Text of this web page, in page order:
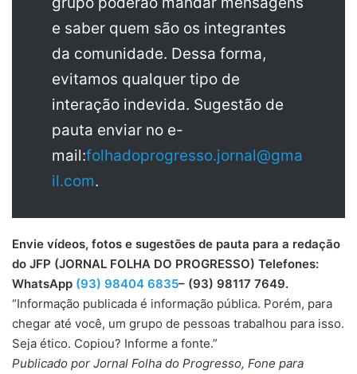
e saber quem são os integrantes
da comunidade. Dessa forma,
evitamos qualquer tipo de
interação indevida. Sugestão de
pauta enviar no e-
mail:folhadoprogresso.jornal@gma
il.com.
Envie vídeos, fotos e sugestões de pauta para a redação
do JFP (JORNAL FOLHA DO PROGRESSO) Telefones:
WhatsApp (93) 98404 6835– (93) 98117 7649.
“Informação publicada é informação pública. Porém, para
chegar até você, um grupo de pessoas trabalhou para isso.
Seja ético. Copiou? Informe a fonte.”
Publicado por Jornal Folha do Progresso, Fone para